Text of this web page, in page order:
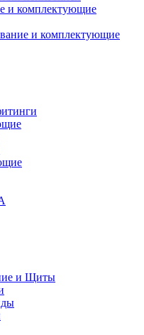
и комплектующие
и комплектующие
и Щиты